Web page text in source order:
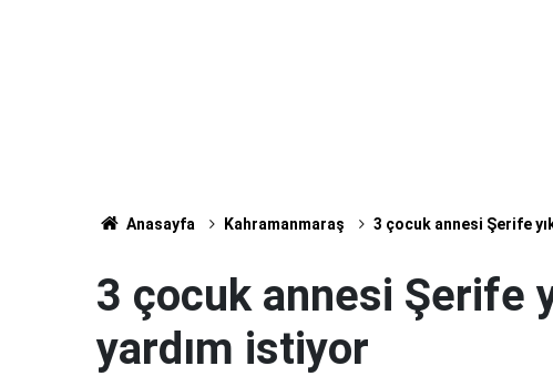
Anasayfa Kahramanmaraş 3 çocuk annesi Şerife
3 çocuk annesi Şerife
yardım istiyor